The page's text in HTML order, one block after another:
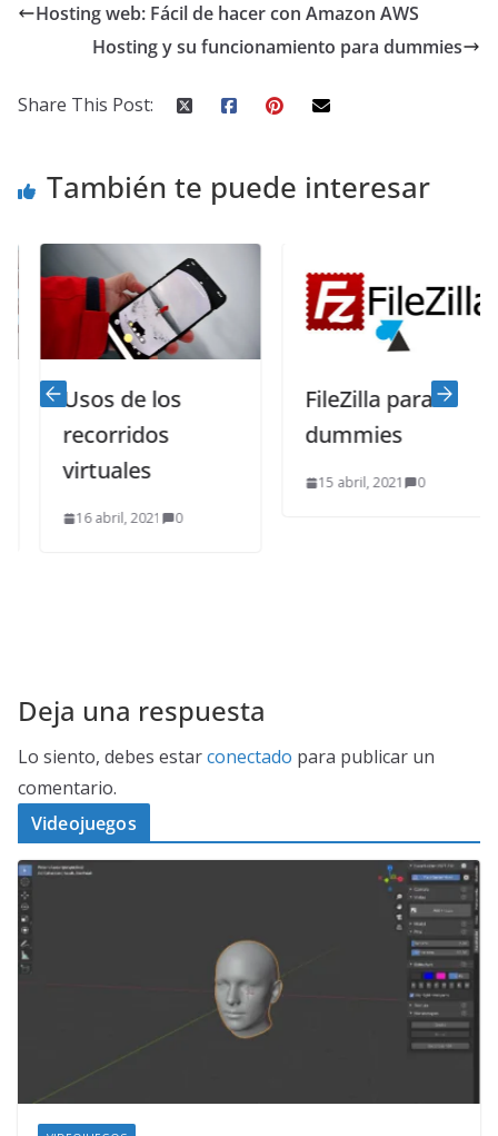
Hosting web: Fácil de hacer con Amazon AWS
Hosting y su funcionamiento para dummies
Share This Post:
También te puede interesar
Usos de los
recorridos
virtuales
16 abril, 2021 0
FileZilla para
dummies
15 abril, 2021 0
Deja una respuesta
Lo siento, debes estarconectado para publicar un
comentario.
Videojuegos